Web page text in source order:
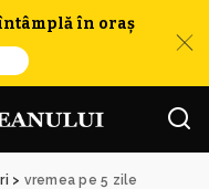
în oraș
> vremea pe 5 zile